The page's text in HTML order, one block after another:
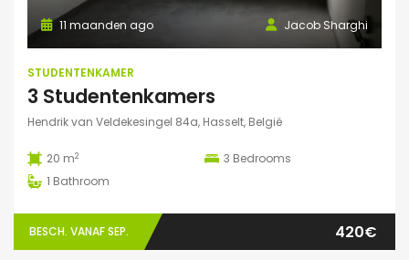
Jacob Sharghi
11 maanden ago
STUDENTENKAMER
3 Studentenkamers
Hendrik van Veldekesingel 84a, Hasselt, België
20 m2 3 Bedrooms
1 Bathroom
BESCH. VANAF SEP. 420€